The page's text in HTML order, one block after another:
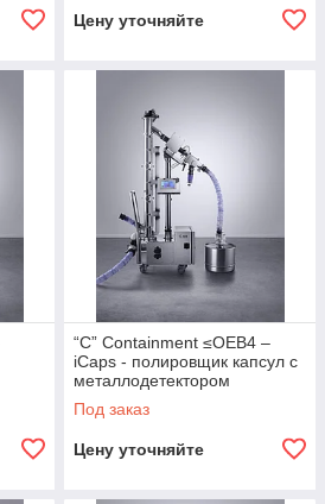
Цену уточняйте
“C” Containment ≤OEB4 –
iCaps - полировщик капсул с
металлодетектором
Под заказ
Цену уточняйте